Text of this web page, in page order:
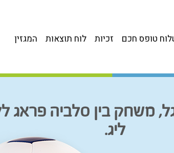
המגזין לוח תוצאות זכיות טופס חכם
משחק בין סלביה פראג
ליג.